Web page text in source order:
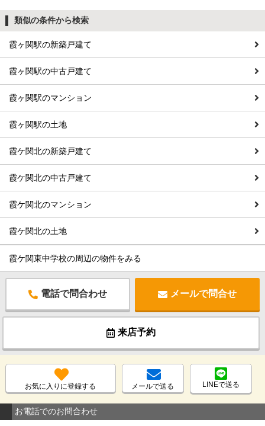
類似の条件から検索
霞ヶ関駅の新築戸建て
霞ヶ関駅の中古戸建て
霞ヶ関駅のマンション
霞ヶ関駅の土地
霞ケ関北の新築戸建て
霞ケ関北の中古戸建て
霞ケ関北のマンション
霞ケ関北の土地
霞ケ関東中学校の周辺の物件をみる
電話で問合わせ メールで問合せ
来店予約
お気に入りに登録する メールで送る LINEで送る
お電話でのお問合わせ